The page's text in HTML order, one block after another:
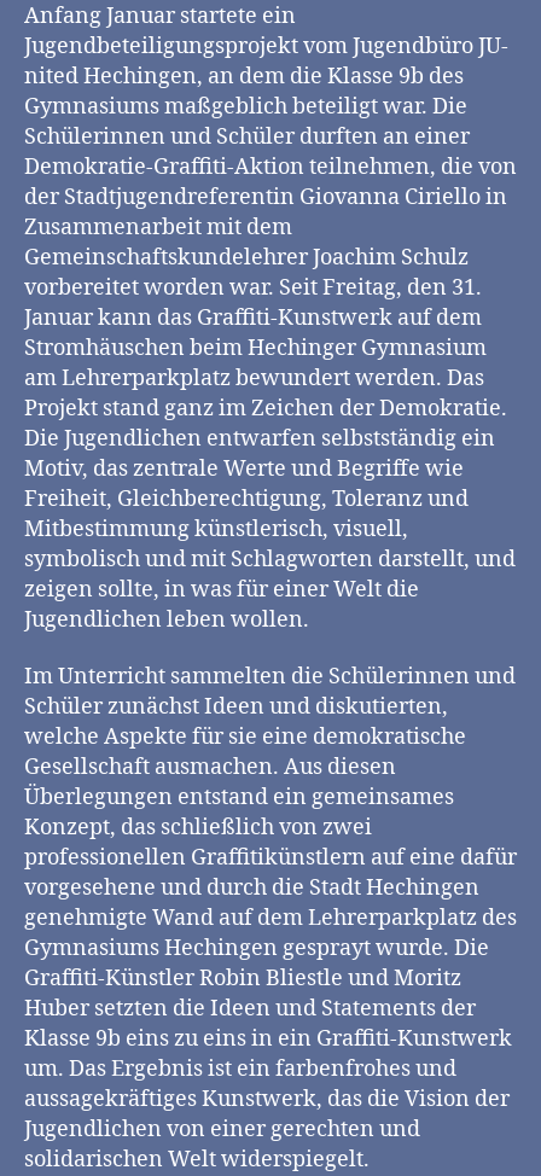
Anfang Januar startete ein
Jugendbeteiligungsprojekt vom Jugendbüro JU-
nited Hechingen, an dem die Klasse 9b des
Gymnasiums maßgeblich beteiligt war. Die
Schülerinnen und Schüler durften an einer
Demokratie-Graffiti-Aktion teilnehmen, die von
der Stadtjugendreferentin Giovanna Ciriello in
Zusammenarbeit mit dem
Gemeinschaftskundelehrer Joachim Schulz
vorbereitet worden war. Seit Freitag, den 31.
Januar kann das Graffiti-Kunstwerk auf dem
Stromhäuschen beim Hechinger Gymnasium
am Lehrerparkplatz bewundert werden. Das
Projekt stand ganz im Zeichen der Demokratie.
Die Jugendlichen entwarfen selbstständig ein
Motiv, das zentrale Werte und Begriffe wie
Freiheit, Gleichberechtigung, Toleranz und
Mitbestimmung künstlerisch, visuell,
symbolisch und mit Schlagworten darstellt, und
zeigen sollte, in was für einer Welt die
Jugendlichen leben wollen.
Im Unterricht sammelten die Schülerinnen und
Schüler zunächst Ideen und diskutierten,
welche Aspekte für sie eine demokratische
Gesellschaft ausmachen. Aus diesen
Überlegungen entstand ein gemeinsames
Konzept, das schließlich von zwei
professionellen Graffitikünstlern auf eine dafür
vorgesehene und durch die Stadt Hechingen
genehmigte Wand auf dem Lehrerparkplatz des
Gymnasiums Hechingen gesprayt wurde. Die
Graffiti-Künstler Robin Bliestle und Moritz
Huber setzten die Ideen und Statements der
Klasse 9b eins zu eins in ein Graffiti-Kunstwerk
um. Das Ergebnis ist ein farbenfrohes und
aussagekräftiges Kunstwerk, das die Vision der
Jugendlichen von einer gerechten und
solidarischen Welt widerspiegelt.